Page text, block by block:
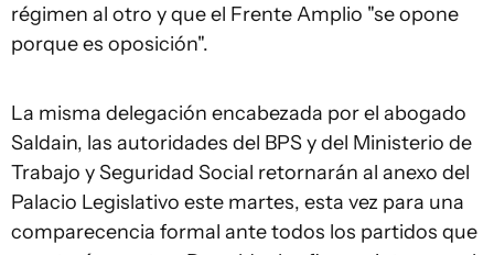
régimen al otro y que el Frente Amplio "se opone
porque es oposición".
La misma delegación encabezada por el abogado
Saldain, las autoridades del BPS y del Ministerio de
Trabajo y Seguridad Social retornarán al anexo del
Palacio Legislativo este martes, esta vez para una
comparecencia formal ante todos los partidos que